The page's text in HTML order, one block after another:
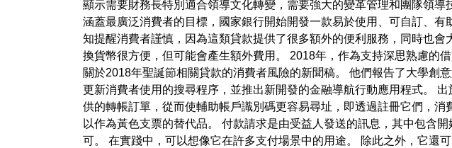
顯示需要財務長特別適合領導文化轉變，需要強大的變革管理和團隊領導
涵蓋最廣泛消費者的目標，國家銀行開始開發一款易於使用、可自訂、
知提醒消費者謹慎，因為這類貸款提供了很多額外的便利服務，同時也
換貨幣很方便，但可能會產生額外費用。 2018年，作為支持深思熟慮的
關於2018年聖誕節相關貸款的消費者風險的新聞稿。 他們報告了大學創
更新消費者使用的搜尋程序，並推出新開發的金融導航行動應用程式。
供的轉帳訂單，從而使輔助帳戶識別碼更容易尋址，即透過註冊它們，消
以作為黃色支票的替代品。 付款請求是由受益人發送的訊息，其中包含
可。 在實踐中，可以想像它在許多支付場景中的用途。 除此之外，它還